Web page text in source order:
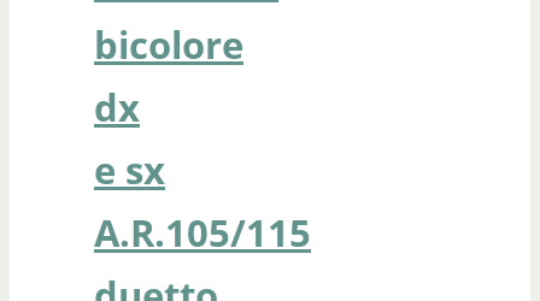
bicolore
dx
e sx
A.R.105/115